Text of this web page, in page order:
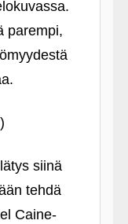
parempi,
siinä
tehdä
Caine-